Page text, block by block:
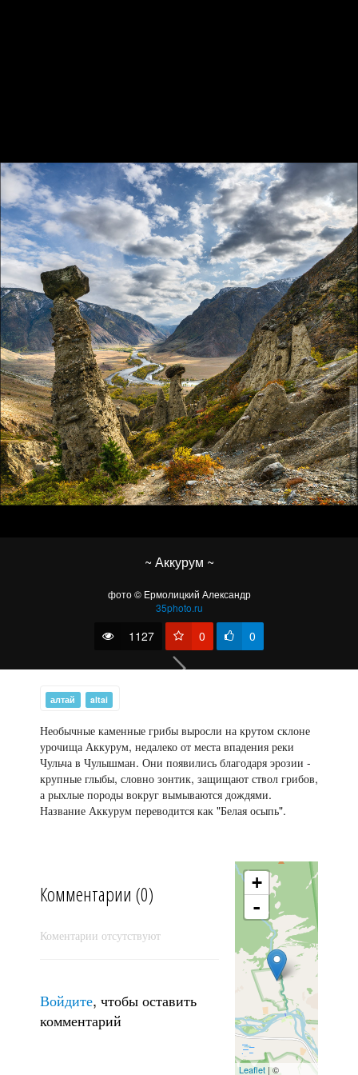
Осенний этюд в горах
Сухое дерево
Башкаус
За 7 минут до восхода солнца
фото © Ермолицкий Александр
35photo.ru
~ Аккурум ~
1127 0 0
алтай altai
Необычные каменные грибы выросли на крутом склоне
урочища Аккурум, недалеко от места впадения реки
Чульча в Чулышман. Они появились благодаря эрозии -
крупные глыбы, словно зонтик, защищают ствол грибов,
а рыхлые породы вокруг вымываются дождями.
Название Аккурум переводится как "Белая осыпь".
Комментарии (0)
Коментарии отсутствуют
Войдите, чтобы оставить
комментарий
+
-
Leaflet| ©